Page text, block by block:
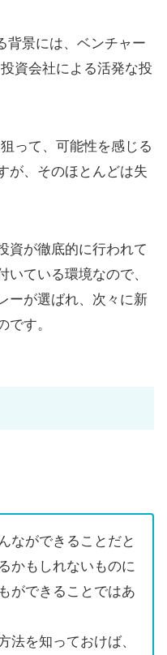
景には、ベンチャー
資会社による活発な投
って、可能性を感じる
が、そのほとんどは失
資が徹底的に行われて
ている環境なので、
ーが選ばれ、次々に新
です。
なができることだと
かもしれないものに
ができることではあ
を知っておけば、